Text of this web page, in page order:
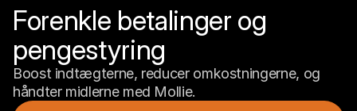
Forenkle betalinger og
pengestyring
Boost indtægterne, reducer omkostningerne, og
håndter midlerne med Mollie.